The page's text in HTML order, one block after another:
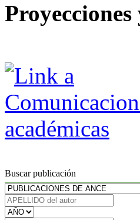
Buscar publicación